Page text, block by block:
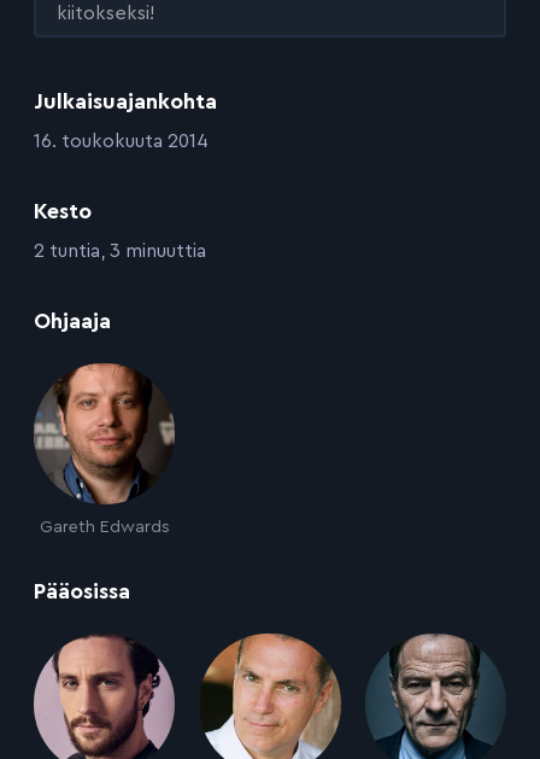
Julkaisuajankohta
:16. toukokuuta 2014
Kesto
:2 tuntia, 3 minuuttia
Ohjaaja
Gareth Edwards
Pääosissa
kiitokseksi!